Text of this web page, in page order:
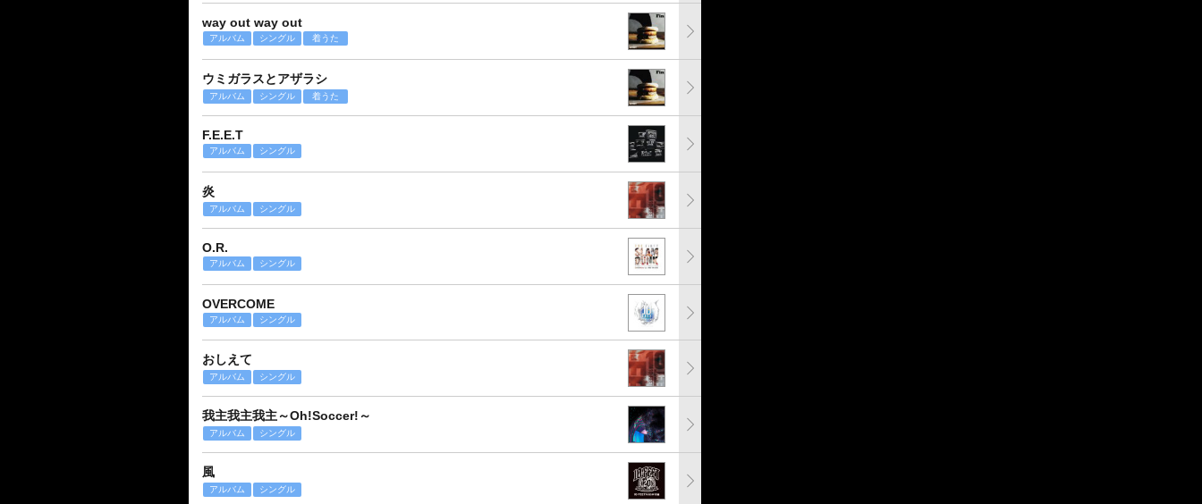
way out way out
アルバム シングル 着うた
ウミガラスとアザラシ
アルバム シングル 着うた
F.E.E.T
アルバム シングル
炎
アルバム シングル
O.R.
アルバム シングル
OVERCOME
アルバム シングル
おしえて
アルバム シングル
我主我主我主～Oh!Soccer!～
アルバム シングル
風
アルバム シングル